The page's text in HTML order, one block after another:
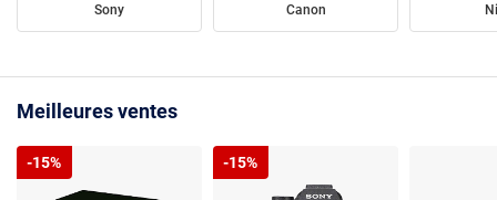
Sony
Canon
Meilleures ventes
-15% -15%